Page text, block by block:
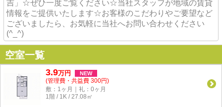
吉」☆ぜひ一度ご覧ください☆当社スタッフが地域の賃貸
情報をご提供いたします☆お客様のこだわりやご要望など
ございましたら、お気軽に当社へお問い合わせください
(^_^)
空室一覧
3.9万円 NEW
(管理費・共益費 300円)
敷：1ヶ月｜礼：0ヶ月
1階 / 1K / 27.08㎡